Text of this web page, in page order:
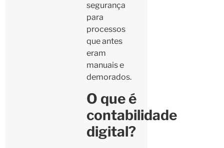
segurança
para
processos
que antes
eram
manuais e
demorados.
O que é
contabilidade
digital?